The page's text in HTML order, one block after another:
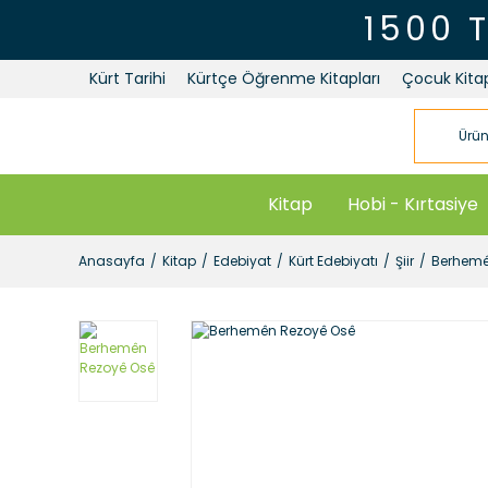
1500
Kürt Tarihi Kürtçe Öğrenme Kitapları Çocuk
Kitap Hobi - Kırtasiye
Anasayfa Kitap Edebiyat Kürt Edebiyatı Şiir